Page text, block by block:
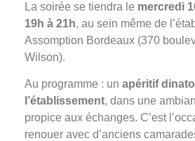
La soirée se tiendra le mercredi
19h à 21h, au sein même de
Assomption Bordeaux (370
Wilson).
Au programme : un apéritif
l’établissement, dans une
propice aux échanges. C’est
renouer avec d’anciens